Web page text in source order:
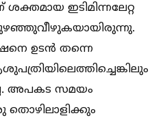
ഇടിമിന്നലേറ്റ
ഉടൻ തന്നെ
അപകട സമയം
തൊഴിലാളിക്കും